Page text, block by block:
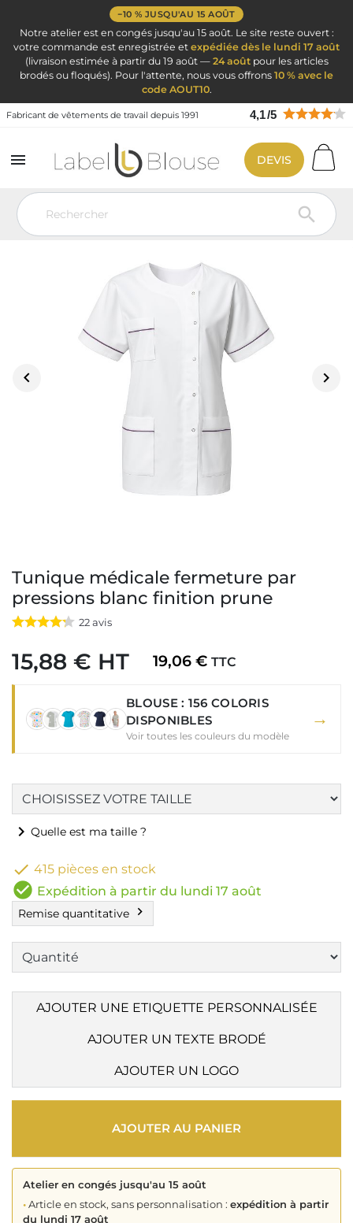
−10 % JUSQU'AU 15 AOÛT
Notre atelier est en congés jusqu'au 15 août. Le site reste ouvert :
votre commande est enregistrée et expédiée dès le lundi 17 août
(livraison estimée à partir du 19 août — 24 aoûtpour les articles
brodés ou floqués). Pour l'attente, nous vous offrons 10 % avec le
code AOUT10.
Fabricant de vêtements de travail depuis 1991 4,1/5


DEVIS
Vêtement de travail Blouse médicale
Blouse médicale couleur
 
Tunique médicale fermeture par
pressions blanc finition prune
22avis
15,88 € HT 19,06 € TTC
BLOUSE : 156 COLORIS
DISPONIBLES
Voir toutes les couleurs du modèle
→
chevron_right Quelle est ma taille ?
 415 pièces en stock
check_circle Expédition à partir du lundi 17 août
Remise quantitative chevron_right
AJOUTER UNE ETIQUETTE PERSONNALISÉE
AJOUTER UN TEXTE BRODÉ
AJOUTER UN LOGO
AJOUTER AU PANIER
Atelier en congés jusqu'au 15 août
•Article en stock, sans personnalisation : expédition à partir
du lundi 17 août